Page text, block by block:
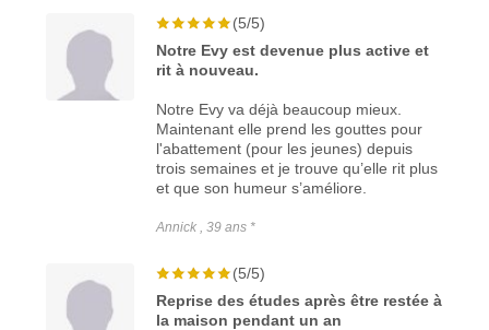
(5/5)
Notre Evy est devenue plus active et
rit à nouveau.
Notre Evy va déjà beaucoup mieux.
Maintenant elle prend les gouttes pour
l'abattement (pour les jeunes) depuis
trois semaines et je trouve qu’elle rit plus
et que son humeur s’améliore.
Annick , 39 ans *
(5/5)
Reprise des études après être restée à
la maison pendant un an